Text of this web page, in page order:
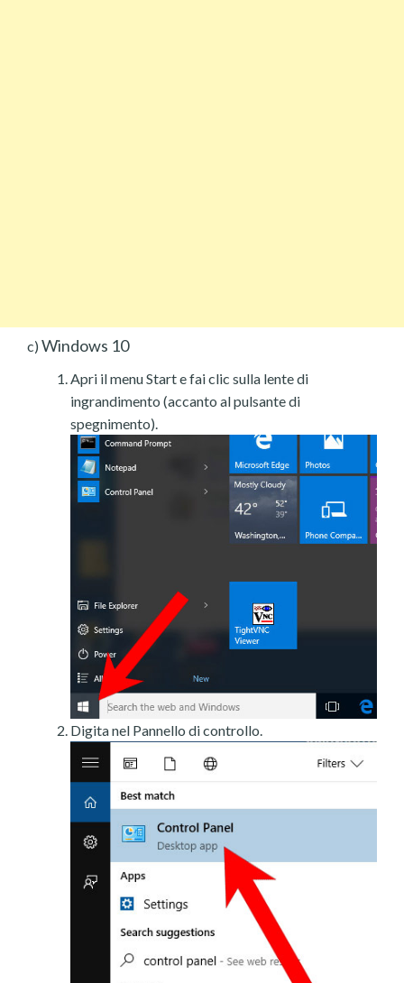
c) Windows 10
Apri il menu Start e fai clic sulla lente di
ingrandimento (accanto al pulsante di
spegnimento).
Digita nel Pannello di controllo.